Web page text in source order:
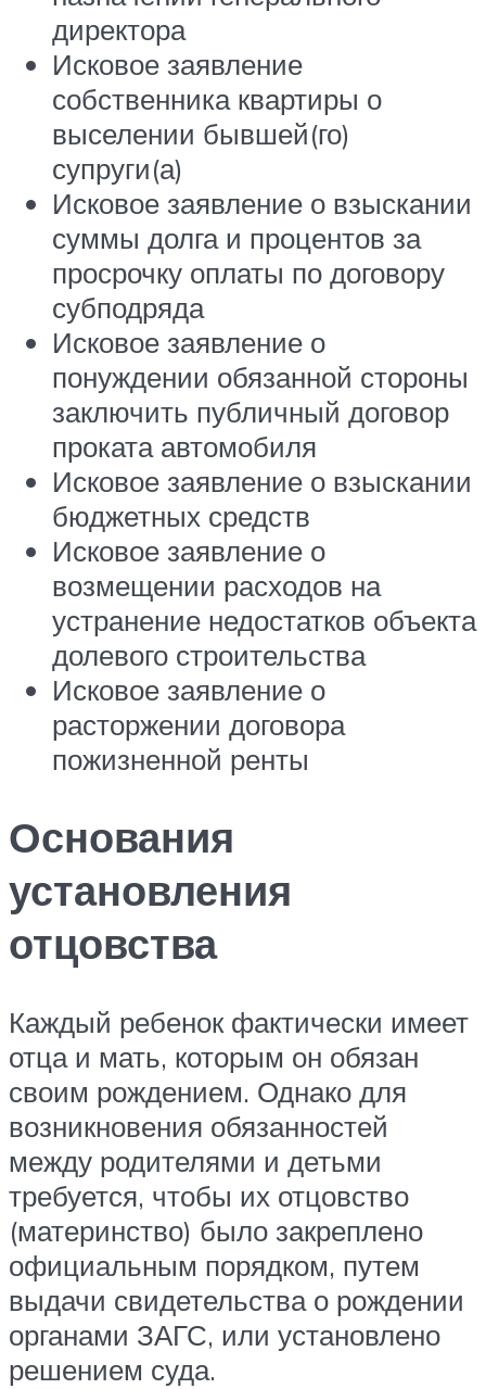
директора
Исковое заявление
собственника квартиры о
выселении бывшей(го)
супруги(а)
Исковое заявление о взыскании
суммы долга и процентов за
просрочку оплаты по договору
субподряда
Исковое заявление о
понуждении обязанной стороны
заключить публичный договор
проката автомобиля
Исковое заявление о взыскании
бюджетных средств
Исковое заявление о
возмещении расходов на
устранение недостатков объекта
долевого строительства
Исковое заявление о
расторжении договора
пожизненной ренты
Основания
установления
отцовства
Каждый ребенок фактически имеет
отца и мать, которым он обязан
своим рождением. Однако для
возникновения обязанностей
между родителями и детьми
требуется, чтобы их отцовство
(материнство) было закреплено
официальным порядком, путем
выдачи свидетельства о рождении
органами ЗАГС, или установлено
решением суда.